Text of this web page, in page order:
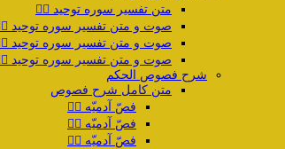
متن تفسیر سوره توحید ۱️⃣
صوت و متن تفسیر سوره توحید ۲️⃣
صوت و متن تفسیر سوره توحید ۳️⃣
صوت و متن تفسیر سوره توحید ۴️⃣
شرح فصوص الحکم
متن کامل شرح فصوص
فصّ آدمیّه ۱️⃣
فصّ آدمیّه ۲️⃣
فصّ آدمیّه ۳️⃣